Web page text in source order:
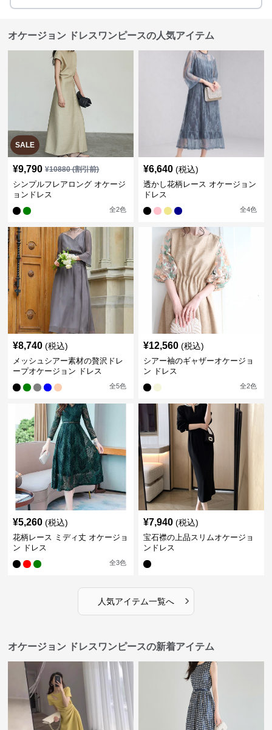
オケージョン ドレスワンピースの人気アイテム
SALE
¥9,790 ¥10880(割引前)
シンプルフレアロング オケージ
ョンドレス
全2色
¥6,640 (税込)
透かし花柄レース オケージョン
ドレス
全4色
¥8,740 (税込)
メッシュシアー素材の贅沢ドレ
ープオケージョン ドレス
全5色
¥12,560 (税込)
シアー袖のギャザーオケージョ
ン ドレス
全2色
¥5,260 (税込)
花柄レース ミディ丈 オケージョ
ン ドレス
全3色
¥7,940 (税込)
宝石襟の上品スリムオケージョ
ンドレス
人気アイテム一覧へ ›
オケージョン ドレスワンピースの新着アイテム